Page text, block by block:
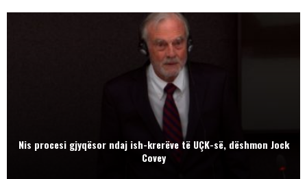
Nis procesi gjyqësor ndaj ish-krerëve të UÇK-së, dëshmon Jock
Covey